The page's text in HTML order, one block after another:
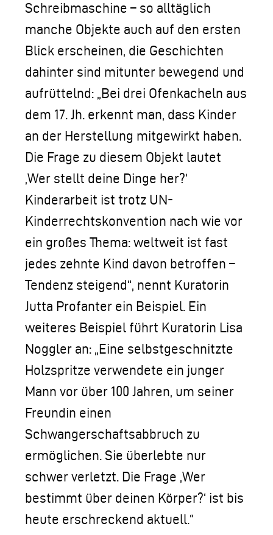
Schreibmaschine – so alltäglich
manche Objekte auch auf den ersten
Blick erscheinen, die Geschichten
dahinter sind mitunter bewegend und
aufrüttelnd: „Bei drei Ofenkacheln aus
dem 17. Jh. erkennt man, dass Kinder
an der Herstellung mitgewirkt haben.
Die Frage zu diesem Objekt lautet
‚Wer stellt deine Dinge her?‘
Kinderarbeit ist trotz UN-
Kinderrechtskonvention nach wie vor
ein großes Thema: weltweit ist fast
jedes zehnte Kind davon betroffen –
Tendenz steigend“, nennt Kuratorin
Jutta Profanter ein Beispiel. Ein
weiteres Beispiel führt Kuratorin Lisa
Noggler an: „Eine selbstgeschnitzte
Holzspritze verwendete ein junger
Mann vor über 100 Jahren, um seiner
Freundin einen
Schwangerschaftsabbruch zu
ermöglichen. Sie überlebte nur
schwer verletzt. Die Frage ,Wer
bestimmt über deinen Körper?‘ ist bis
heute erschreckend aktuell.“